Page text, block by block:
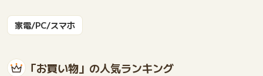
家電/PC/スマホ
「お買い物」の人気ランキング